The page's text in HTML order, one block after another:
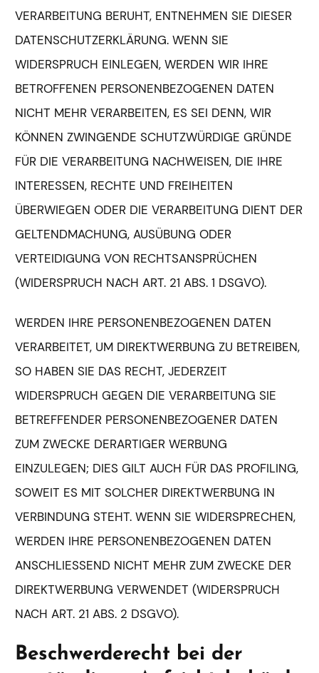
VERARBEITUNG BERUHT, ENTNEHMEN SIE DIESER
DATENSCHUTZERKLÄRUNG. WENN SIE
WIDERSPRUCH EINLEGEN, WERDEN WIR IHRE
BETROFFENEN PERSONENBEZOGENEN DATEN
NICHT MEHR VERARBEITEN, ES SEI DENN, WIR
KÖNNEN ZWINGENDE SCHUTZWÜRDIGE GRÜNDE
FÜR DIE VERARBEITUNG NACHWEISEN, DIE IHRE
INTERESSEN, RECHTE UND FREIHEITEN
ÜBERWIEGEN ODER DIE VERARBEITUNG DIENT DER
GELTENDMACHUNG, AUSÜBUNG ODER
VERTEIDIGUNG VON RECHTSANSPRÜCHEN
(WIDERSPRUCH NACH ART. 21 ABS. 1 DSGVO).
WERDEN IHRE PERSONENBEZOGENEN DATEN
VERARBEITET, UM DIREKTWERBUNG ZU BETREIBEN,
SO HABEN SIE DAS RECHT, JEDERZEIT
WIDERSPRUCH GEGEN DIE VERARBEITUNG SIE
BETREFFENDER PERSONENBEZOGENER DATEN
ZUM ZWECKE DERARTIGER WERBUNG
EINZULEGEN; DIES GILT AUCH FÜR DAS PROFILING,
SOWEIT ES MIT SOLCHER DIREKTWERBUNG IN
VERBINDUNG STEHT. WENN SIE WIDERSPRECHEN,
WERDEN IHRE PERSONENBEZOGENEN DATEN
ANSCHLIESSEND NICHT MEHR ZUM ZWECKE DER
DIREKTWERBUNG VERWENDET (WIDERSPRUCH
NACH ART. 21 ABS. 2 DSGVO).
Beschwerde­recht bei der